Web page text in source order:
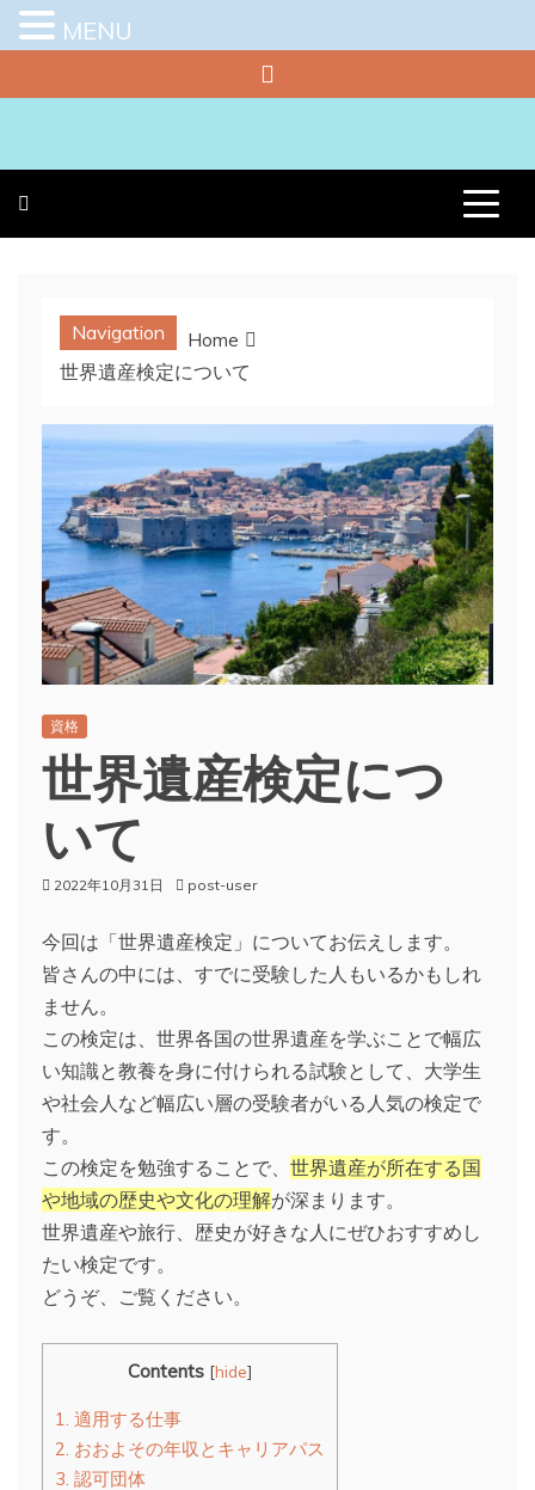
to
Navigation
Home
世界遺産検定について
資格
世界遺産検定につ
いて
2022年10月31日 post-user
今回は「世界遺産検定」についてお伝えします。
皆さんの中には、すでに受験した人もいるかもしれ
ません。
この検定は、世界各国の世界遺産を学ぶことで幅広
い知識と教養を身に付けられる試験として、大学生
や社会人など幅広い層の受験者がいる人気の検定で
す。
この検定を勉強することで、 世界遺産が所在する国
や地域の歴史や文化の理解が深まります。
世界遺産や旅行、歴史が好きな人にぜひおすすめし
たい検定です。
どうぞ、ご覧ください。
Contents [hide]
1. 適用する仕事
2. おおよその年収とキャリアパス
3. 認可団体
MENU